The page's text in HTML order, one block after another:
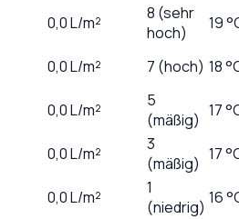
0,0L/m²
8 (sehr
hoch)
19
0,0L/m² 7 (hoch) 18
0,0L/m²
5
(mäßig) 17
0,0L/m²
3
(mäßig) 17
0,0L/m²
1
(niedrig) 16